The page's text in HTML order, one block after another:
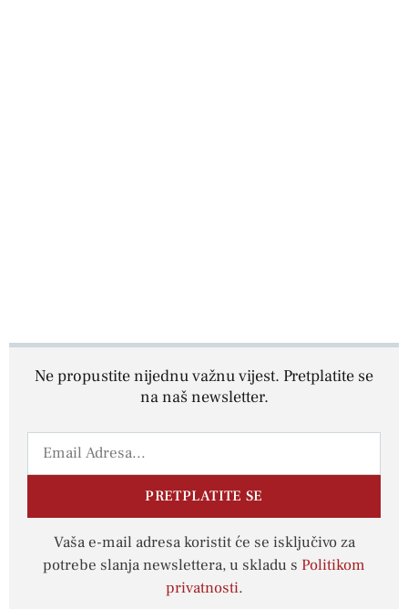
Ne propustite nijednu važnu vijest. Pretplatite se
na naš newsletter.
PRETPLATITE SE
Vaša e-mail adresa koristit će se isključivo za
potrebe slanja newslettera, u skladu s Politikom
privatnosti.